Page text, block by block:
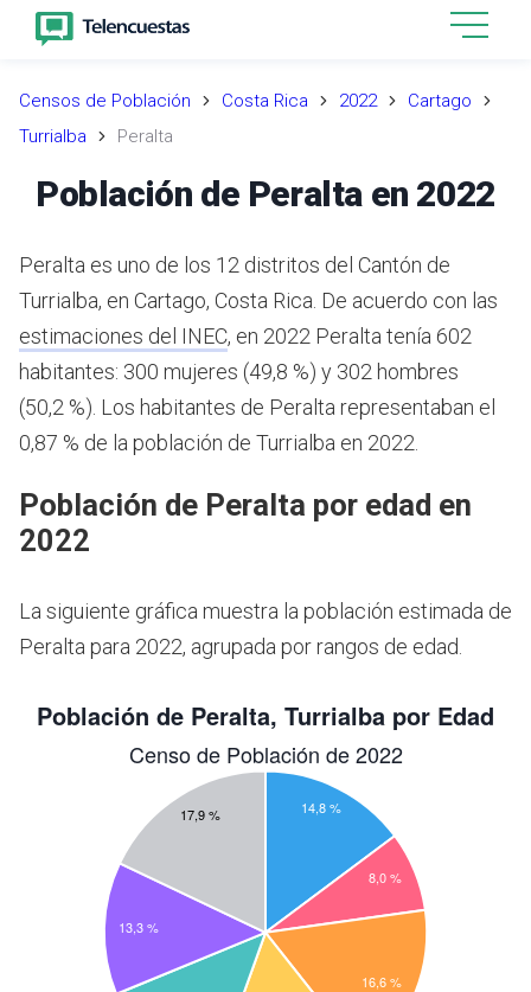
Censos de Población Costa Rica 2022
Cartago
Turrialba
Peralta
Población de Peralta en 2022
Peralta es uno de los 12 distritos del Cantón de
Turrialba, en Cartago, Costa Rica. De acuerdo con las
estimaciones del INEC, en 2022 Peralta tenía 602
habitantes: 300 mujeres (49,8 %) y 302 hombres
(50,2 %). Los habitantes de Peralta representaban el
0,87 % de la población de Turrialba en 2022.
Población de Peralta por edad en
2022
La siguiente gráfica muestra la población estimada de
Peralta para 2022, agrupada por rangos de edad.